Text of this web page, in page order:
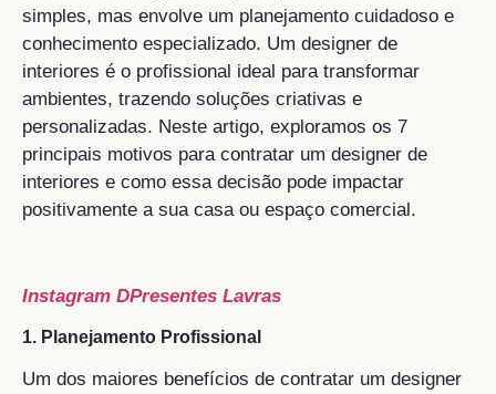
simples, mas envolve um planejamento cuidadoso e
conhecimento especializado. Um designer de
interiores é o profissional ideal para transformar
ambientes, trazendo soluções criativas e
personalizadas. Neste artigo, exploramos os 7
principais motivos para contratar um designer de
interiores e como essa decisão pode impactar
positivamente a sua casa ou espaço comercial.
Instagram DPresentes Lavras
1. Planejamento Profissional
Um dos maiores benefícios de contratar um designer